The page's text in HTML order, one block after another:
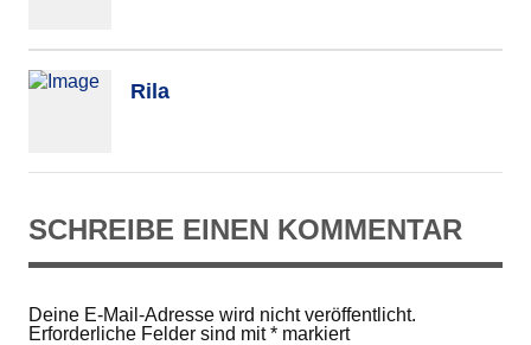
Rila
SCHREIBE EINEN KOMMENTAR
Deine E-Mail-Adresse wird nicht veröffentlicht.
Erforderliche Felder sind mit* markiert